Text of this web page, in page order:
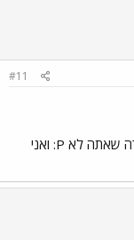
#11
לפחות אני הייתי יכולה להשיג את הבחורה שאתה לא P: ואני